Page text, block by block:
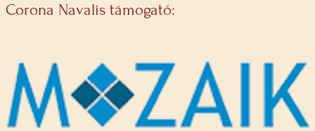
Corona Navalis támogató: